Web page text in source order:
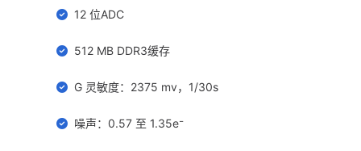
12 位ADC
512 MB DDR3缓存
G 灵敏度：2375 mv，1/30s
噪声：0.57 至 1.35e⁻